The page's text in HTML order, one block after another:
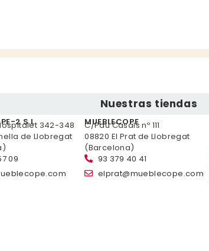
Nuestras tiendas
2 S.L. 342-348
de Llobregat
09
MUEBLECOPE
C/Pau Casals nº 111
08820 El Prat de Llobregat
(Barcelona)
93 379 40 41
elprat@mueblecope.com